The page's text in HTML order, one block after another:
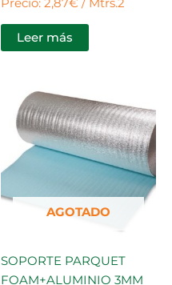
Precio: 2,87€ / Mtrs.2
Leer más
AGOTADO
SOPORTE PARQUET
FOAM+ALUMINIO 3MM